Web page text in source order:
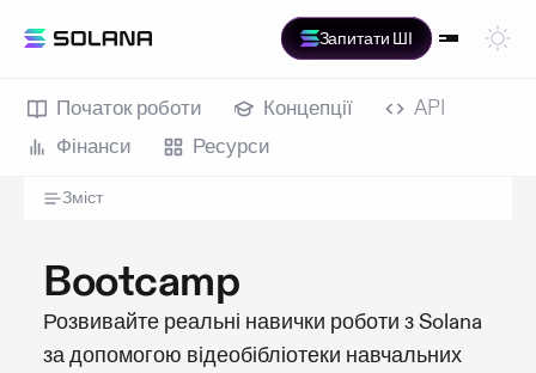
Запитати ШІ
Початок роботи Концепції
API
Фінанси
Ресурси
Зміст
Bootcamp
Розвивайте реальні навички роботи з Solana
за допомогою відеобібліотеки навчальних